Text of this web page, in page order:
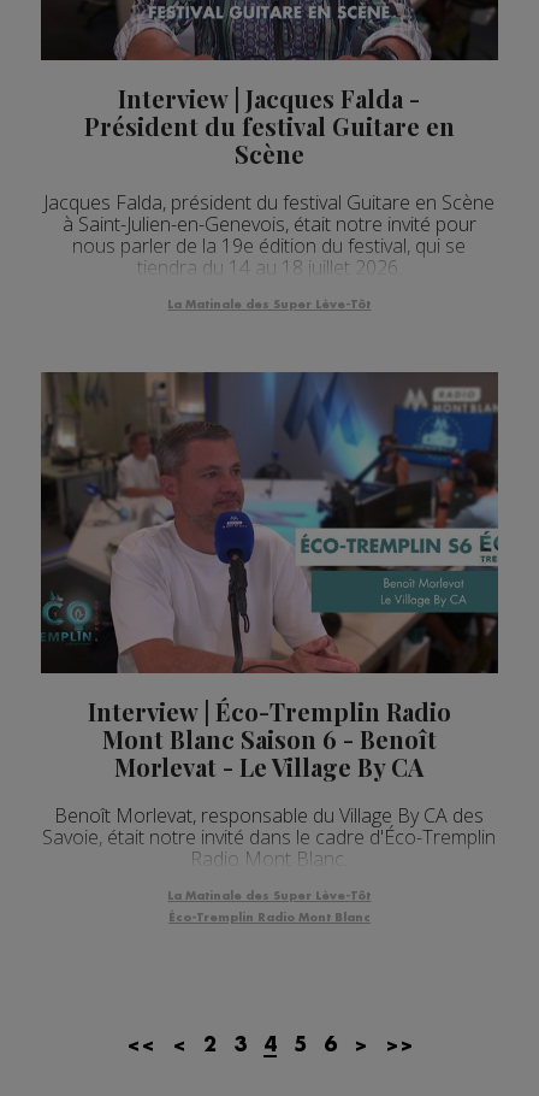
Interview | Jacques Falda -
Président du festival Guitare en
Scène
Jacques Falda, président du festival Guitare en Scène
à Saint-Julien-en-Genevois, était notre invité pour
nous parler de la 19e édition du festival, qui se
tiendra du 14 au 18 juillet 2026.
La Matinale des Super Lève-Tôt
Interview | Éco-Tremplin Radio
Mont Blanc Saison 6 - Benoît
Morlevat - Le Village By CA
Benoît Morlevat, responsable du Village By CA des
Savoie, était notre invité dans le cadre d'Éco-Tremplin
Radio Mont Blanc.
La Matinale des Super Lève-Tôt
Éco-Tremplin Radio Mont Blanc
<< < 2 3 4 5 6 > >>